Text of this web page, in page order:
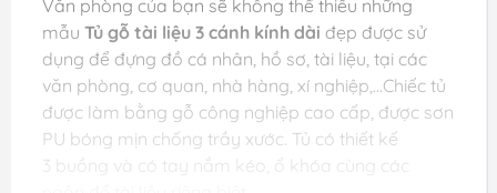
Văn phòng của bạn sẽ không thể thiếu những
mẫu Tủ gỗ tài liệu 3 cánh kính dài đẹp được sử
dụng để đựng đồ cá nhân, hồ sơ, tài liệu, tại các
văn phòng, cơ quan, nhà hàng, xí nghiệp,…Chiếc tủ
được làm bằng gỗ công nghiệp cao cấp, được sơn
PU bóng mịn chống trầy xước. Tủ có thiết kế
3 buồng và có tay nắm kéo, ổ khóa cùng các